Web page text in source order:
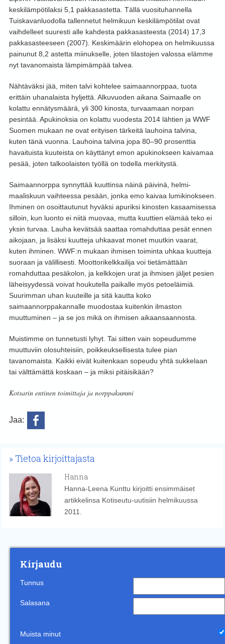
keskilämpötilaksi 5,1 pakkasastetta. Tällä vuosituhannella
Tuiskavanluodolla tallennetut helmikuun keskilämpötilat ovat
vaihdelleet suuresti alle kahdesta pakkasasteesta (2014) 17,3
pakkasasteeseen (2007). Keskimäärin elohopea on helmikuussa
painunut 8,2 astetta miinukselle, joten tilastojen valossa elämme
nyt tavanomaista lämpimämpää talvea.
Nähtäväksi jää, miten talvi kohtelee saimaannorppaa, tuota
erittäin uhanalaista hyljettä. Alkuvuoden aikana Saimaalle on
kolattu ennätysmäärä, yli 300 kinosta, turvaamaan norpan
pesintää. Apukinoksia on kolattu vuodesta 2014 lähtien ja WWF
Suomen mukaan ne ovat erityisen tärkeitä lauhoina talvina,
kuten tänä vuonna. Lauhoina talvina jopa 80–90 prosenttia
havaituista kuuteista on käyttänyt emon apukinokseen kaivamaa
pesää, joten talkoolaisten työllä on todella merkitystä.
Saimaannorppa synnyttää kuuttinsa näinä päivinä, helmi-
maaliskuun vaihteessa pesään, jonka emo kaivaa lumikinokseen.
Ihminen on osoittautunut hyväksi apuriksi kinosten kasaamisessa
silloin, kun luonto ei niitä muovaa, mutta kuuttien elämää teko ei
yksin turvaa. Lauha kevätsää saattaa romahduttaa pesät ennen
aikojaan, ja lisäksi kuutteja uhkaavat monet muutkin vaarat,
kuten ihminen. WWF:n mukaan ihmisen toiminta uhkaa kuutteja
suoraan ja välillisesti. Moottorikelkkailija voi tietämättään
romahduttaa pesäkolon, ja kelkkojen urat ja ihmisen jäljet pesien
läheisyydessä voivat houkutella paikalle myös petoeläimiä.
Suurimman uhan kuuteille ja sitä kautta koko
saimaannorppakannalle muodostaa kuitenkin ilmaston
muuttuminen – ja se jos mikä on ihmisen aikaansaannosta.
Muistimme on tunnetusti lyhyt. Tai sitten vain sopeudumme
muuttuviin olosuhteisiin, poikkeuksellisesta tulee pian
tavanomaista. Kaikki eivät kuitenkaan sopeudu yhtä sukkelaan
tai välttämättä koskaan – ja miksi pitäisikään?
Kotsarin entinen toimittaja ja norppakummi
Jaa:
Tietoa kirjoittajasta
Hanna
Hanna-Leena Kunttu kirjoitti ensimmäiset
artikkelinsa Kotiseutu-uutisiin helmikuussa
2011.
Kirjaudu
Tunnus
Salasana
Muista minut